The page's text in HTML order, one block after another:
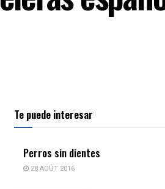
Te puede interesar
Perros sin dientes
28 AOÛT 2016